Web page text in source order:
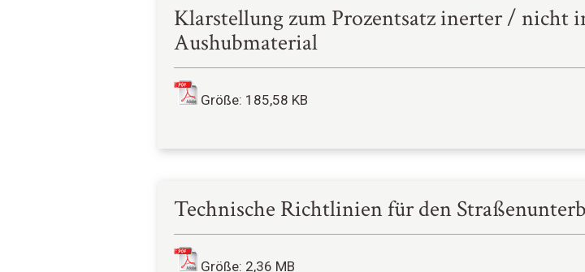
Klarstellung zum Prozentsatz inerter / nicht
Aushubmaterial
Größe: 185,58 KB
Technische Richtlinien für den
Größe: 2,36 MB